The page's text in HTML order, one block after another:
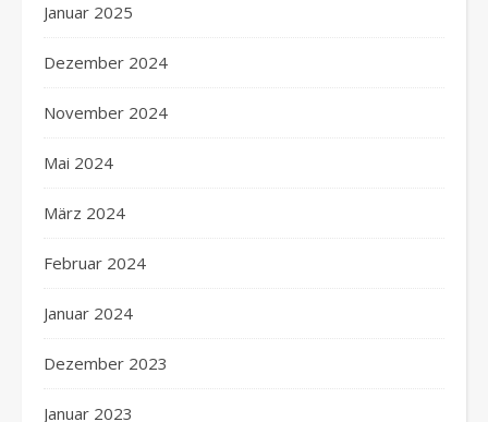
Januar 2025
Dezember 2024
November 2024
Mai 2024
März 2024
Februar 2024
Januar 2024
Dezember 2023
Januar 2023